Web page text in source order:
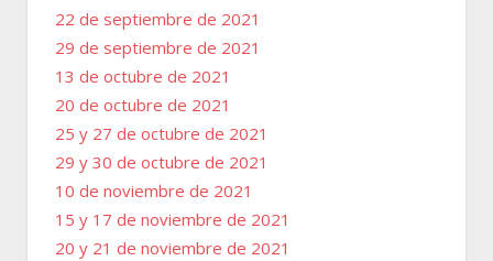
22 de septiembre de 2021
29 de septiembre de 2021
13 de octubre de 2021
20 de octubre de 2021
25 y 27 de octubre de 2021
29 y 30 de octubre de 2021
10 de noviembre de 2021
15 y 17 de noviembre de 2021
20 y 21 de noviembre de 2021